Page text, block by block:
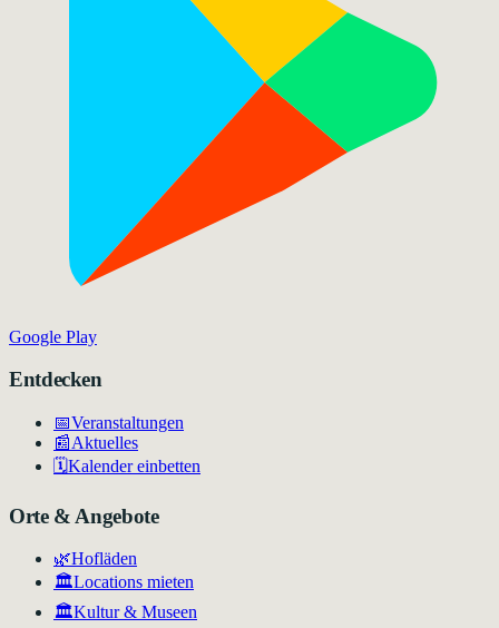
Google Play
Entdecken
📅Veranstaltungen
📰Aktuelles
🗓️Kalender einbetten
Orte & Angebote
🌿Hofläden
🏛️Locations mieten
🏛Kultur & Museen